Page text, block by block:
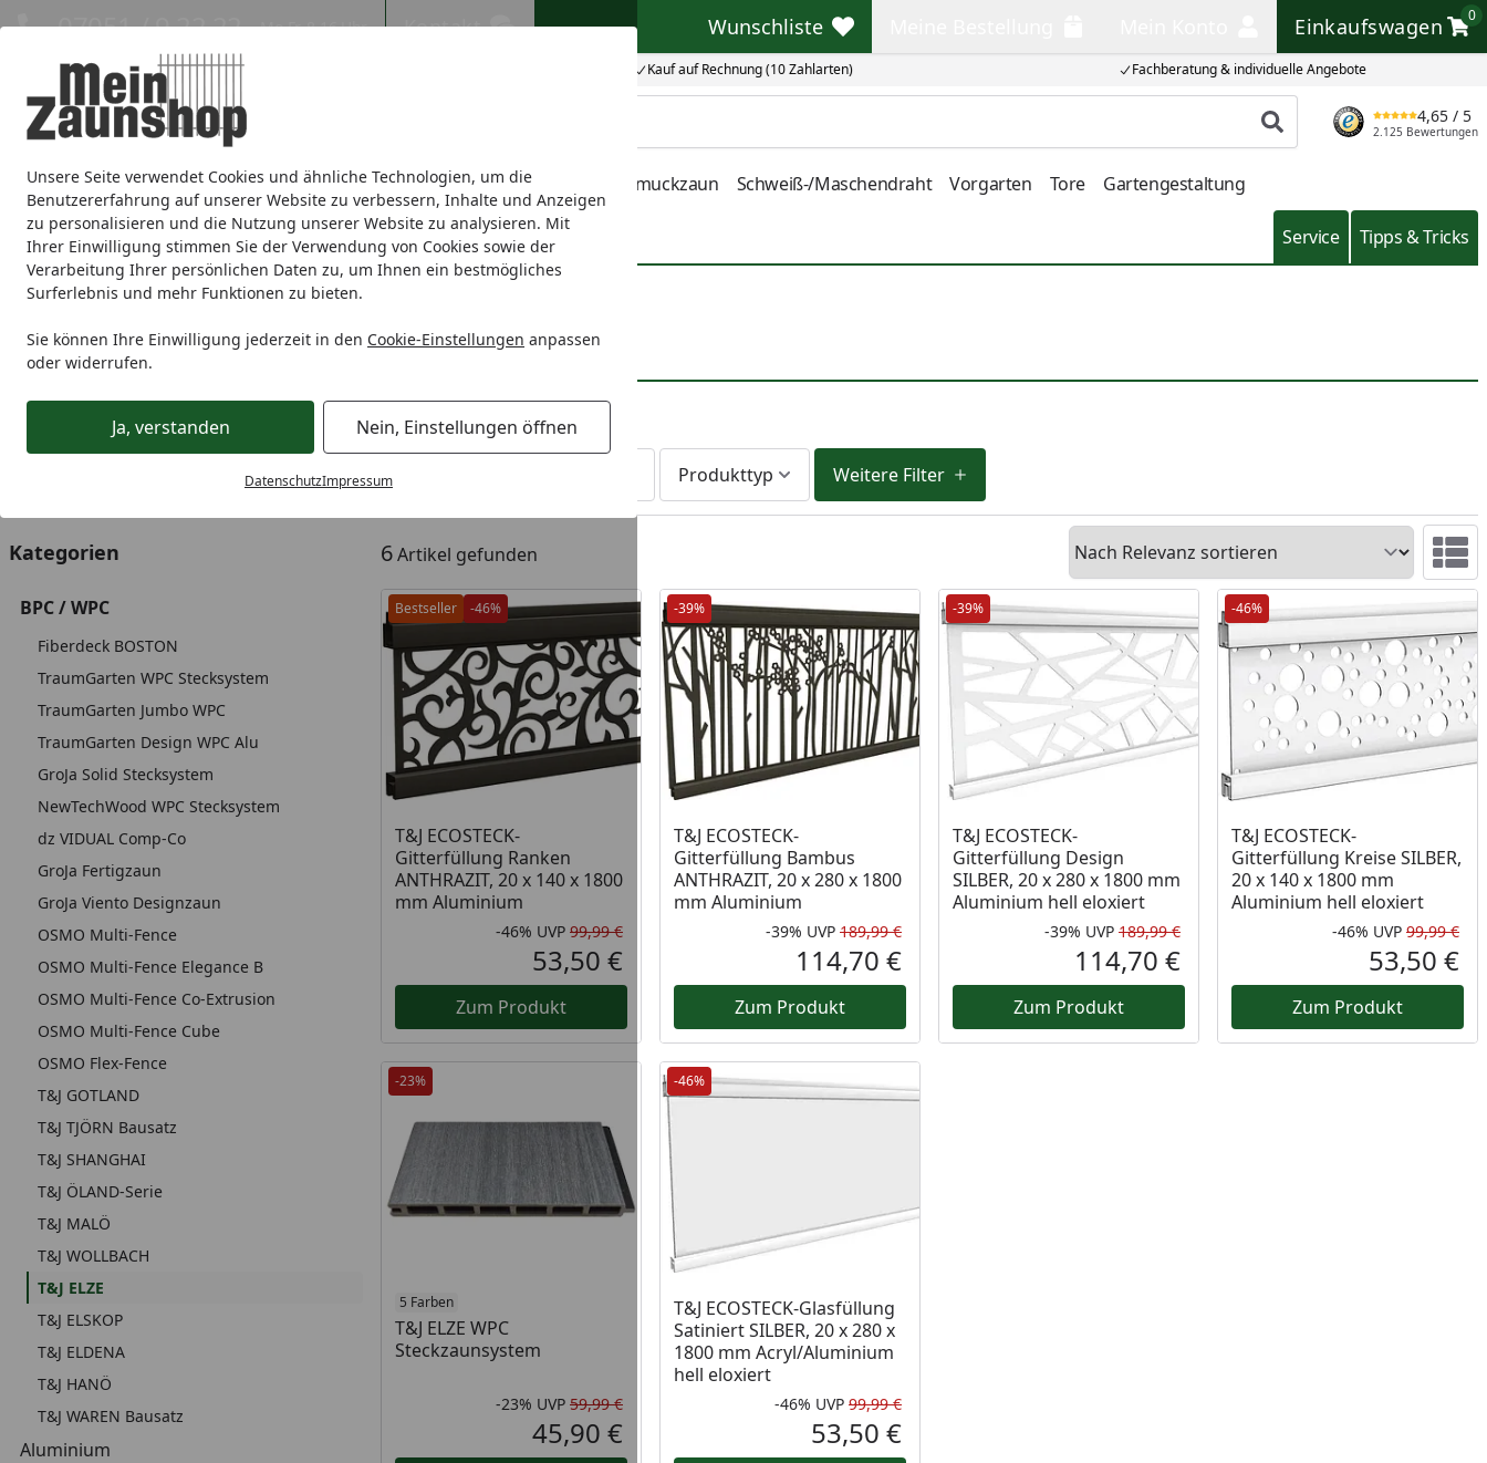
Unsere Seite verwendet Cookies und ähnliche Technologien, um die
Benutzererfahrung auf unserer Website zu verbessern, Inhalte und Anzeigen
zu personalisieren und die Nutzung unserer Website zu analysieren. Mit
Ihrer Einwilligung stimmen Sie der Verwendung von Cookies sowie der
Verarbeitung Ihrer persönlichen Daten zu, um Ihnen ein bestmögliches
Surferlebnis und mehr Funktionen zu bieten.
Sie können Ihre Einwilligung jederzeit in den Cookie-Einstellungen anpassen
oder widerrufen.
Ja, verstanden Nein, Einstellungen öffnen
DatenschutzImpressum
Eigene Montage-Teams Kauf auf Rechnung (10 Zahlarten) Fachberatung & individuelle Angebote
07051 / 9 22 22 Mo-Fr. 8-16 Uhr Kontakt Wunschliste
Wunschliste Einkaufswagen
0
Einkaufswagen
Produkt suchen
4,65 / 5
2.125 Bewertungen
Sichtschutz Doppelstabmatte Zaunsets Gabionen Einstabmatten Schmuckzaun Schweiß-/Maschendraht Vorgarten Tore Gartengestaltung
Zaunmarken Service Tipps & Tricks
Sichtschutz BPC / WPC T&J ELZE
T&J ELZE
Ihre Artikelübersicht
Serviceleistungen Produkttyp Weitere Filter
Kategorien
BPC / WPC
Fiberdeck BOSTON
TraumGarten WPC Stecksystem
TraumGarten Jumbo WPC
TraumGarten Design WPC Alu
GroJa Solid Stecksystem
NewTechWood WPC Stecksystem
dz VIDUAL Comp-Co
GroJa Fertigzaun
GroJa Viento Designzaun
OSMO Multi-Fence
OSMO Multi-Fence Elegance B
OSMO Multi-Fence Co-Extrusion
OSMO Multi-Fence Cube
OSMO Flex-Fence
T&J GOTLAND
T&J TJÖRN Bausatz
T&J SHANGHAI
T&J ÖLAND-Serie
T&J MALÖ
T&J WOLLBACH
T&J ELZE
T&J ELSKOP
T&J ELDENA
T&J HANÖ
T&J WAREN Bausatz
Aluminium
6Artikel gefunden
Sortieren
Bestseller -46%
T&J ECOSTECK-
Gitterfüllung Ranken
ANTHRAZIT, 20 x 140 x 1800
mm Aluminium
Rabatt in Prozent
-46%
Ursprünglicher Preis
UVP 99,99 €
Aktueller Preis
53,50 €
Zum Produkt
-39%
T&J ECOSTECK-
Gitterfüllung Bambus
ANTHRAZIT, 20 x 280 x 1800
mm Aluminium
Rabatt in Prozent
-39%
Ursprünglicher Preis
UVP 189,99 €
Aktueller Preis
114,70 €
Zum Produkt
-39%
T&J ECOSTECK-
Gitterfüllung Design
SILBER, 20 x 280 x 1800 mm
Aluminium hell eloxiert
Rabatt in Prozent
-39%
Ursprünglicher Preis
UVP 189,99 €
Aktueller Preis
114,70 €
Zum Produkt
-46%
T&J ECOSTECK-
Gitterfüllung Kreise SILBER,
20 x 140 x 1800 mm
Aluminium hell eloxiert
-46% UVP 99,99 €
53,50 €
Zum Produkt
-23%
5 Farben
T&J ELZE WPC
Steckzaunsystem
Rabatt in Prozent
-23%
Ursprünglicher Preis
UVP 59,99 €
Aktueller Preis
45,90 €
-46%
T&J ECOSTECK-Glasfüllung
Satiniert SILBER, 20 x 280 x
1800 mm Acryl/Aluminium
hell eloxiert
Rabatt in Prozent
-46%
Ursprünglicher Preis
UVP 99,99 €
Aktueller Preis
53,50 €